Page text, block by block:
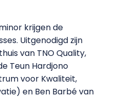
krijgen de
Uitgenodigd zijn
van TNO Quality,
Teun Hardjono
voor Kwaliteit,
en Ben Barbé van